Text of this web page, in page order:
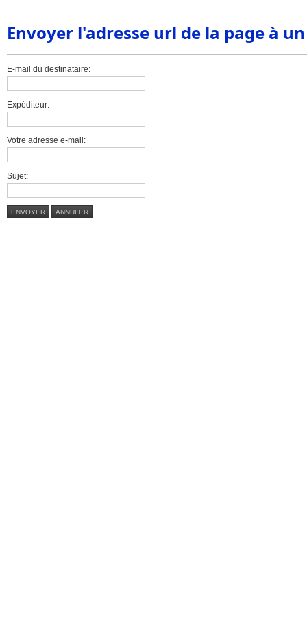
Envoyer l'adresse url de la page à
E-mail du destinataire:
Expéditeur:
Votre adresse e-mail:
Sujet:
ENVOYER ANNULER